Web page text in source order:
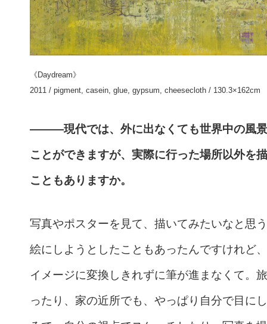
《Daydream》
2011 / pigment, casein, glue, gypsum, cheesecloth / 130.3×162cm
———現代では、外に出なくても世界中の風
ことができますが、実際に行った場所以外を
こともありますか。
写真やポスターを見て、描いてみたいなと思
絵にしようとしたこともあったんですけれど
イメージに変換しきれずに筆が進まなくて。
ったり、家の近所でも、やっぱり自分で目に